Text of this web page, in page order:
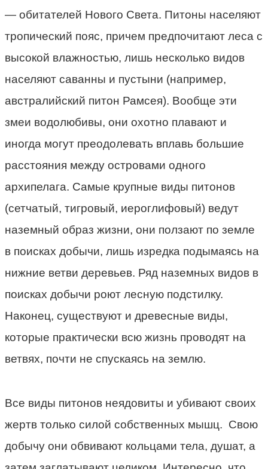
— обитателей Нового Света. Питоны населяют
тропический пояс, причем предпочитают леса с
высокой влажностью, лишь несколько видов
населяют саванны и пустыни (например,
австралийский питон Рамсея). Вообще эти
змеи водолюбивы, они охотно плавают и
иногда могут преодолевать вплавь большие
расстояния между островами одного
архипелага. Самые крупные виды питонов
(сетчатый, тигровый, иероглифовый) ведут
наземный образ жизни, они ползают по земле
в поисках добычи, лишь изредка подымаясь на
нижние ветви деревьев. Ряд наземных видов в
поисках добычи роют лесную подстилку.
Наконец, существуют и древесные виды,
которые практически всю жизнь проводят на
ветвях, почти не спускаясь на землю.
Все виды питонов неядовиты и убивают своих
жертв только силой собственных мышц. Свою
добычу они обвивают кольцами тела, душат, а